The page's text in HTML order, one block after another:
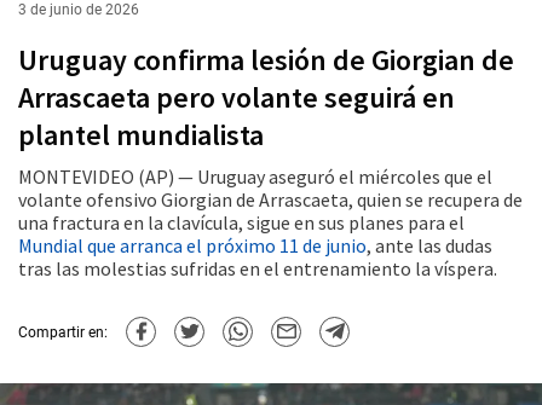
3 de junio de 2026
Uruguay confirma lesión de Giorgian de
Arrascaeta pero volante seguirá en
plantel mundialista
MONTEVIDEO (AP) — Uruguay aseguró el miércoles que el
volante ofensivo Giorgian de Arrascaeta, quien se recupera de
una fractura en la clavícula, sigue en sus planes para el
Mundial que arranca el próximo 11 de junio, ante las dudas
tras las molestias sufridas en el entrenamiento la víspera.
Compartir en: